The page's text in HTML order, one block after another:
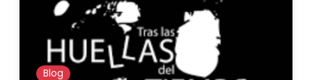
Blog